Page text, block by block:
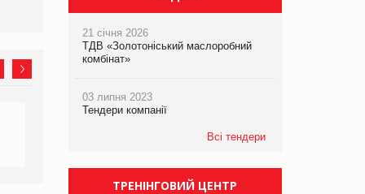
21 січня 2026
ТДВ «Золотоніський маслоробний
комбінат»
03 липня 2023
Тендери компанії
Всі тендери
ТРЕНІНГОВИЙ ЦЕНТР